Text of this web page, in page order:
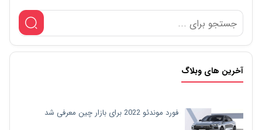
آخرین های وبلاگ
فورد موندئو 2022 برای بازار چین معرفی شد